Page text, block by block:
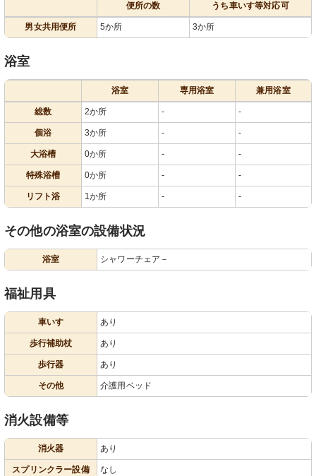
便所の数 うち車いす等対応可
男女共用便所 5か所 3か所
浴室
浴室 専用浴室 兼用浴室
総数 2か所 - -
個浴 3か所 - -
大浴槽 0か所 - -
特殊浴槽 0か所 - -
リフト浴 1か所 - -
その他の浴室の設備状況
浴室 シャワーチェア－
福祉用具
車いす あり
歩行補助杖 あり
歩行器 あり
その他 介護用ベッド
消火設備等
消火器 あり
スプリンクラー設備 なし